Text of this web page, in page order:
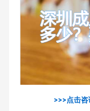
>>>点击